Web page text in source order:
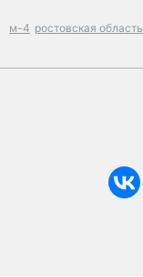
м-4 ростовская область